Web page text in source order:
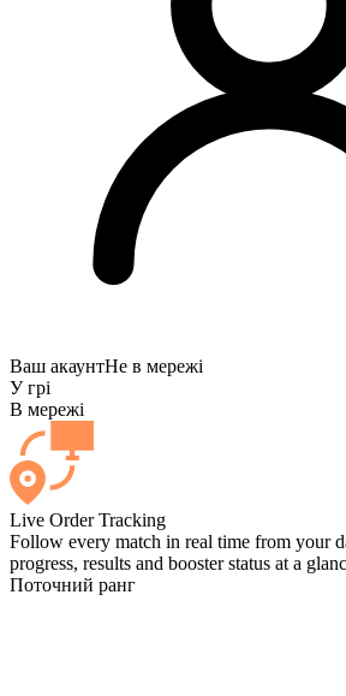
Ваш акаунтНе в мережі
У грі
В мережі
Live Order Tracking
Follow every match in real time from your
progress, results and booster status at a
Поточний ранг